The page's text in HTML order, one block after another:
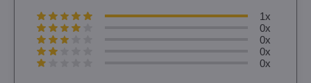
1x
0x
0x
0x
0x